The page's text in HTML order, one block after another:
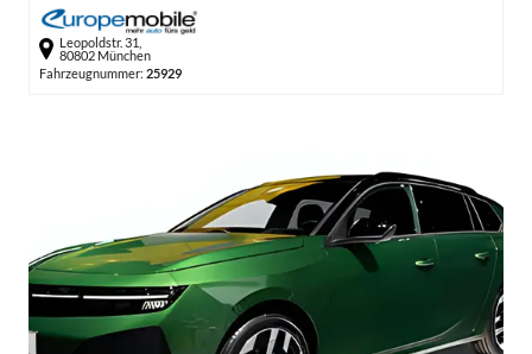
Leopoldstr. 31,
80802 München
Fahrzeugnummer: 25929